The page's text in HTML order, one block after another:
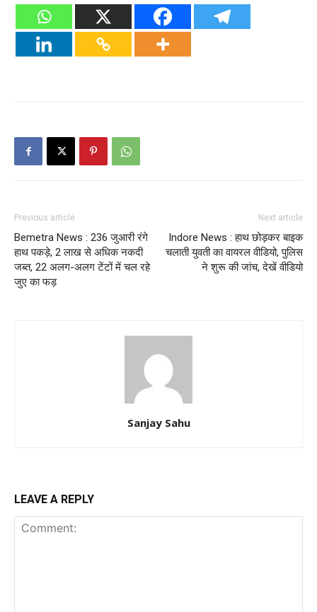
Previous article
Bemetra News : 236 जुआरी रंगे
हाथ पकड़े, 2 लाख से अधिक नकदी
जब्त, 22 अलग-अलग टेंटों में चल रहे
जुए का फड़
Next article
Indore News : हाथ छोड़कर बाइक
चलाती युवती का वायरल वीडियो, पुलिस
ने शुरू की जांच, देखें वीडियो
Sanjay Sahu
LEAVE A REPLY